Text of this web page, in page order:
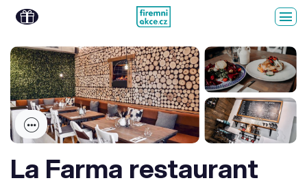
La Farma restaurant